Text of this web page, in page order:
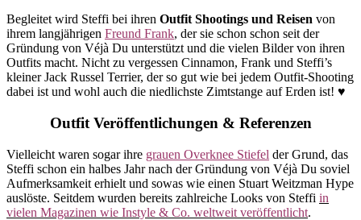
Begleitet wird Steffi bei ihren Outfit Shootings und Reisen von
ihrem langjährigen Freund Frank, der sie schon schon seit der
Gründung von Véjà Du unterstützt und die vielen Bilder von ihren
Outfits macht. Nicht zu vergessen Cinnamon, Frank und Steffi’s
kleiner Jack Russel Terrier, der so gut wie bei jedem Outfit-Shooting
dabei ist und wohl auch die niedlichste Zimtstange auf Erden ist! ♥
Outfit Veröffentlichungen & Referenzen
Vielleicht waren sogar ihre grauen Overknee Stiefel der Grund, das
Steffi schon ein halbes Jahr nach der Gründung von Véjà Du soviel
Aufmerksamkeit erhielt und sowas wie einen Stuart Weitzman Hype
auslöste. Seitdem wurden bereits zahlreiche Looks von Steffi in
vielen Magazinen wie Instyle & Co. weltweit veröffentlicht.